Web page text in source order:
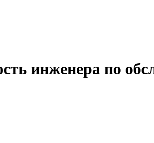
инженера по